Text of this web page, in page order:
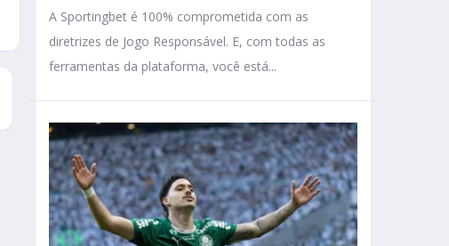
A Sportingbet é 100% comprometida com as
diretrizes de Jogo Responsável. E, com todas as
ferramentas da plataforma, você está...